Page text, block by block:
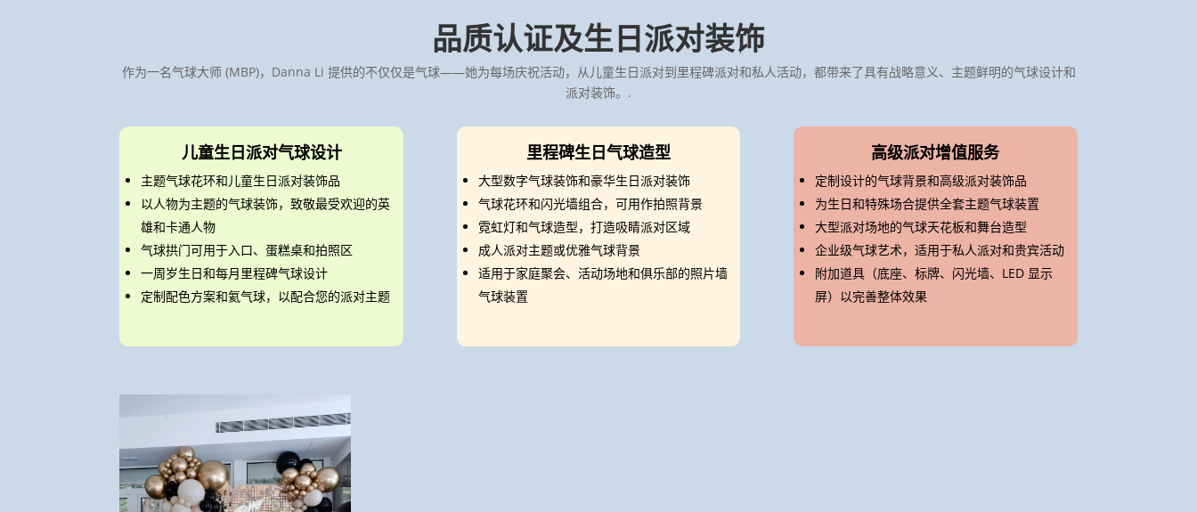
品质认证及生日派对装饰
作为一名气球大师 (MBP)，Danna Li 提供的不仅仅是气球——她为每场庆祝活动，从儿童生日派对到里程碑派对和私人活动，都带来了具有战略意义、主题鲜明的气球设计和
派对装饰。.
儿童生日派对气球设计
主题气球花环和儿童生日派对装饰品
以人物为主题的气球装饰，致敬最受欢迎的英
雄和卡通人物
气球拱门可用于入口、蛋糕桌和拍照区
一周岁生日和每月里程碑气球设计
定制配色方案和氦气球，以配合您的派对主题
里程碑生日气球造型
大型数字气球装饰和豪华生日派对装饰
气球花环和闪光墙组合，可用作拍照背景
霓虹灯和气球造型，打造吸睛派对区域
成人派对主题或优雅气球背景
适用于家庭聚会、活动场地和俱乐部的照片墙
气球装置
高级派对增值服务
定制设计的气球背景和高级派对装饰品
为生日和特殊场合提供全套主题气球装置
大型派对场地的气球天花板和舞台造型
企业级气球艺术，适用于私人派对和贵宾活动
附加道具（底座、标牌、闪光墙、LED 显示
屏）以完善整体效果